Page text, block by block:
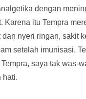
dengan
Karena itu Tempra
dan nyeri ringan, sakit
setelah imunisasi.
saya tak was-
hati.